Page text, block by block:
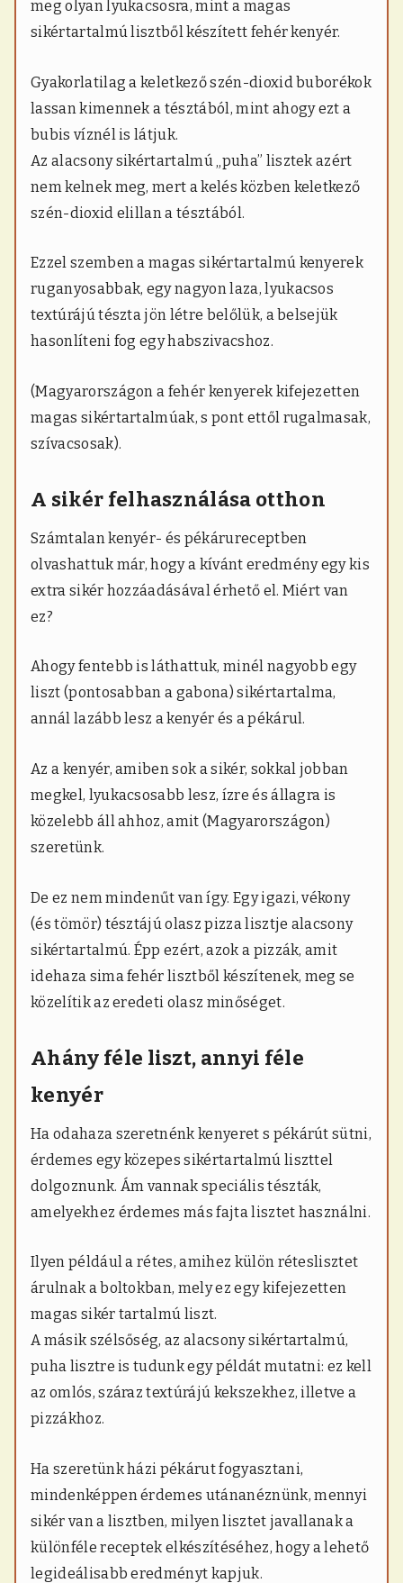
meg olyan lyukacsosra, mint a magas
sikértartalmú lisztből készített fehér kenyér.
Gyakorlatilag a keletkező szén-dioxid buborékok
lassan kimennek a tésztából, mint ahogy ezt a
bubis víznél is látjuk.
Az alacsony sikértartalmú „puha” lisztek azért
nem kelnek meg, mert a kelés közben keletkező
szén-dioxid elillan a tésztából.
Ezzel szemben a magas sikértartalmú kenyerek
ruganyosabbak, egy nagyon laza, lyukacsos
textúrájú tészta jön létre belőlük, a belsejük
hasonlíteni fog egy habszivacshoz.
(Magyarországon a fehér kenyerek kifejezetten
magas sikértartalmúak, s pont ettől rugalmasak,
szívacsosak).
A sikér felhasználása otthon
Számtalan kenyér- és pékárureceptben
olvashattuk már, hogy a kívánt eredmény egy kis
extra sikér hozzáadásával érhető el. Miért van
ez?
Ahogy fentebb is láthattuk, minél nagyobb egy
liszt (pontosabban a gabona) sikértartalma,
annál lazább lesz a kenyér és a pékárul.
Az a kenyér, amiben sok a sikér, sokkal jobban
megkel, lyukacsosabb lesz, ízre és állagra is
közelebb áll ahhoz, amit (Magyarországon)
szeretünk.
De ez nem mindenűt van így. Egy igazi, vékony
(és tömör) tésztájú olasz pizza lisztje alacsony
sikértartalmú. Épp ezért, azok a pizzák, amit
idehaza sima fehér lisztből készítenek, meg se
közelítik az eredeti olasz minőséget.
Ahány féle liszt, annyi féle
kenyér
Ha odahaza szeretnénk kenyeret s pékárút sütni,
érdemes egy közepes sikértartalmú liszttel
dolgoznunk. Ám vannak speciális tészták,
amelyekhez érdemes más fajta lisztet használni.
Ilyen például a rétes, amihez külön réteslisztet
árulnak a boltokban, mely ez egy kifejezetten
magas sikér tartalmú liszt.
A másik szélsőség, az alacsony sikértartalmú,
puha lisztre is tudunk egy példát mutatni: ez kell
az omlós, száraz textúrájú kekszekhez, illetve a
pizzákhoz.
Ha szeretünk házi pékárut fogyasztani,
mindenképpen érdemes utánanéznünk, mennyi
sikér van a lisztben, milyen lisztet javallanak a
különféle receptek elkészítéséhez, hogy a lehető
legideálisabb eredményt kapjuk.